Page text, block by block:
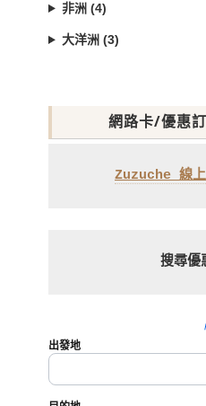
非洲 (4)
大洋洲 (3)
網路卡/優惠
Zuzuche 線上
搜尋優